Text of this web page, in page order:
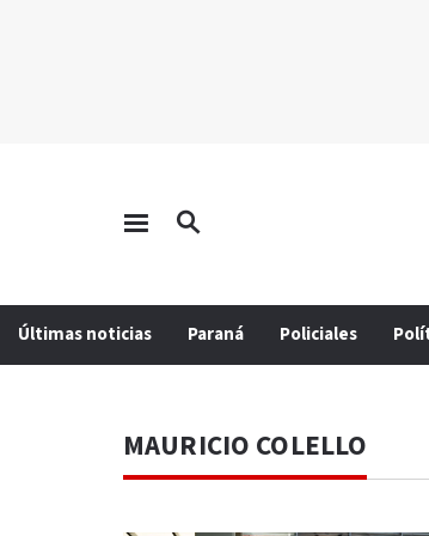
Últimas noticias Paraná Policiales
MAURICIO COLELLO